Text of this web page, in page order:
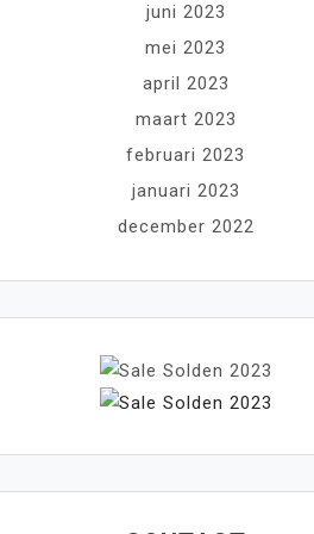
juni 2023
mei 2023
april 2023
maart 2023
februari 2023
januari 2023
december 2022